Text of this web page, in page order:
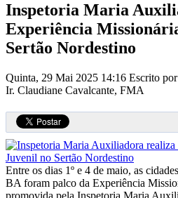
Inspetoria Maria
Experiência
Sertão Nordestino
Quinta, 29 Mai 2025 14:16 Escrito
Ir. Claudiane Cavalcante, FMA
Entre os dias 1º e 4 de maio, as
BA foram palco da Experiência
promovida pela Inspetoria Maria